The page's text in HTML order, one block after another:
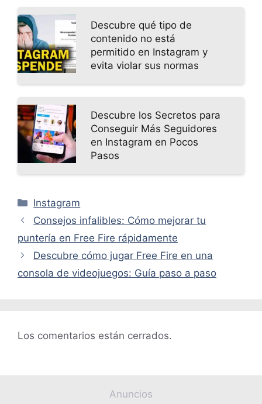
Descubre qué tipo de
contenido no está
permitido en Instagram y
evita violar sus normas
Descubre los Secretos para
Conseguir Más Seguidores
en Instagram en Pocos
Pasos
Categorías
Instagram
Consejos infalibles: Cómo mejorar tu
puntería en Free Fire rápidamente
Descubre cómo jugar Free Fire en una
consola de videojuegos: Guía paso a paso
Los comentarios están cerrados.
Anuncios